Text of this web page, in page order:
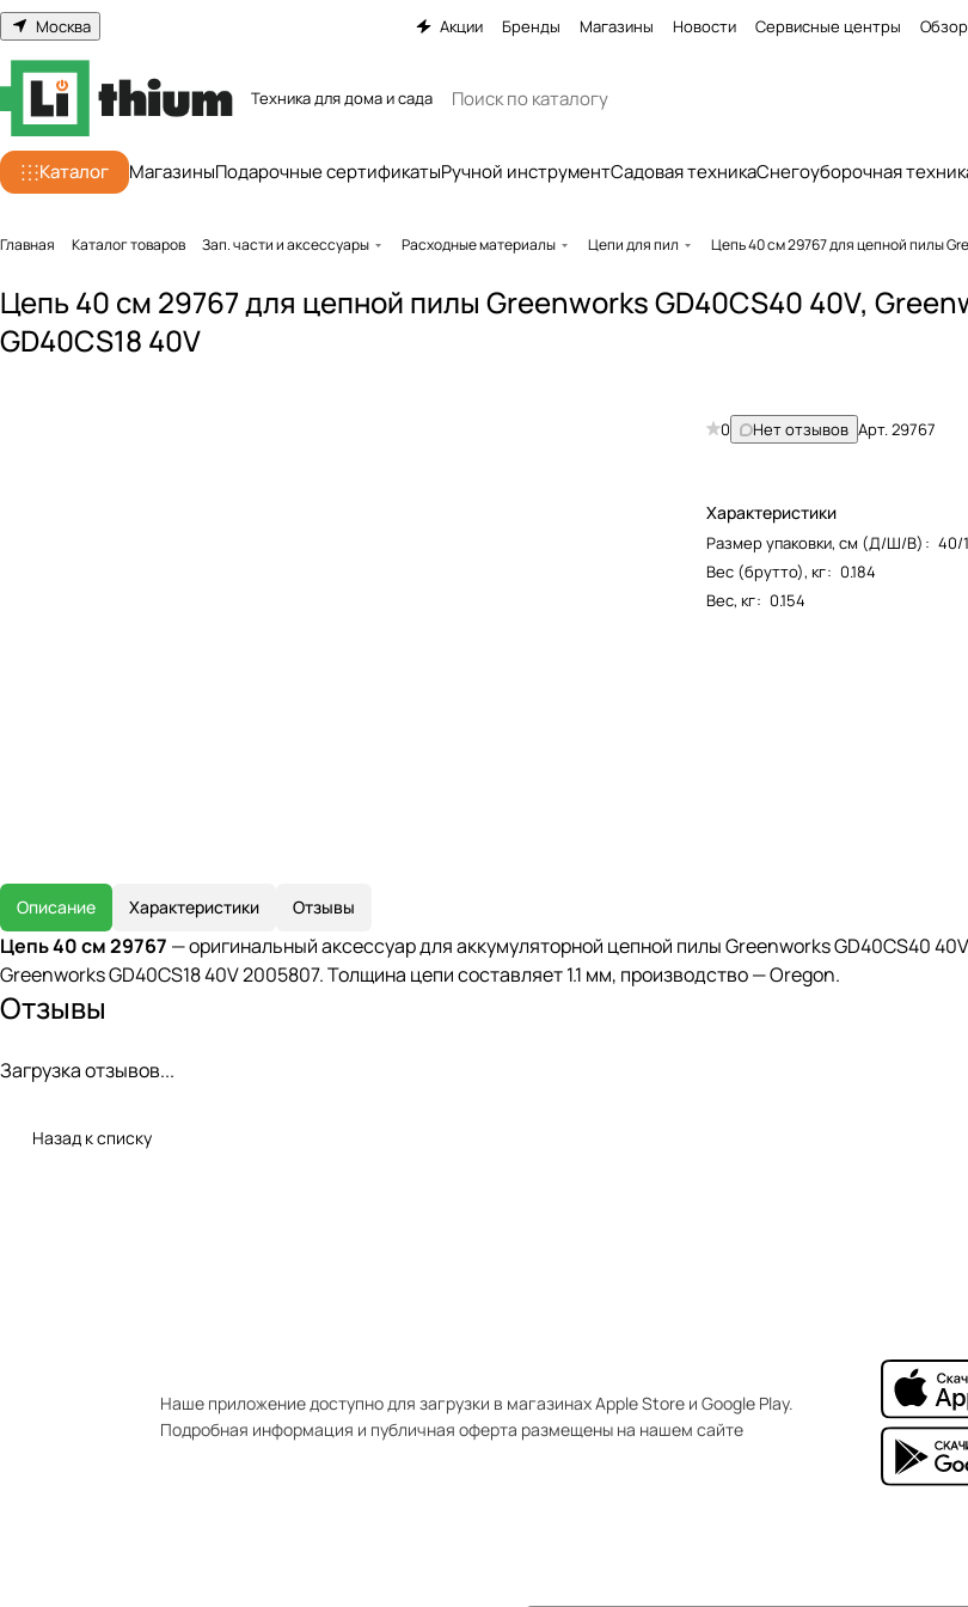
Москва Акции Бренды Магазины Новости Сервисные центры
Техника для дома и сада
Каталог МагазиныПодарочные сертификатыРучной инструментСадовая техникаСнегоуборочная
Главная Каталог товаров Зап. части и аксессуары Расходные материалы Цепи для пил Цепь 40 см 29767 для цепной пилы
Цепь 40 см 29767 для цепной пилы Greenworks GD40CS40 40V,
GD40CS18 40V
0 Нет отзывов Арт.29767
Характеристики
Размер упаковки, см (Д/Ш/В) : 40/
Вес (брутто), кг: 0.184
Вес, кг: 0.154
Описание Характеристики Отзывы
Цепь 40 см 29767 — оригинальный аксессуар для аккумуляторной цепной пилы Greenworks GD40CS40
Greenworks GD40CS18 40V 2005807. Толщина цепи составляет 1.1 мм, производство — Oregon.
Отзывы
Загрузка отзывов...
Назад к списку
Наше приложение доступно для загрузки в магазинах Apple Store и Google Play.
Подробная информация и публичная оферта размещены на нашем сайте